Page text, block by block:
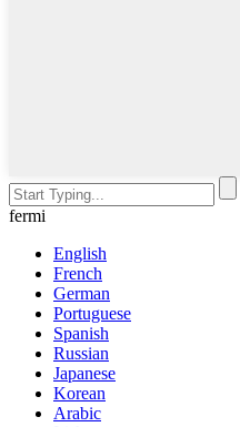
fermi
English
French
German
Portuguese
Spanish
Russian
Japanese
Korean
Arabic